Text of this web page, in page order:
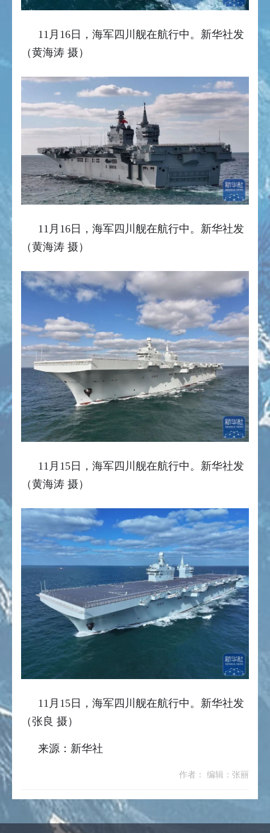
11月16日，海军四川舰在航行中。新华社发
（黄海涛 摄）
11月16日，海军四川舰在航行中。 新华社发
（黄海涛 摄）
11月15日，海军四川舰在航行中。新华社发
（黄海涛 摄）
11月15日，海军四川舰在航行中。新华社发
（张良 摄）
来源：新华社
作者： 编辑：张丽